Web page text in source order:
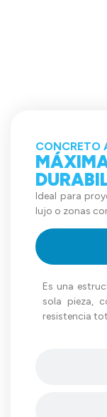
CONCRETO
Ideal para
lujo o zonas
Es una
sola pieza,
resistencia